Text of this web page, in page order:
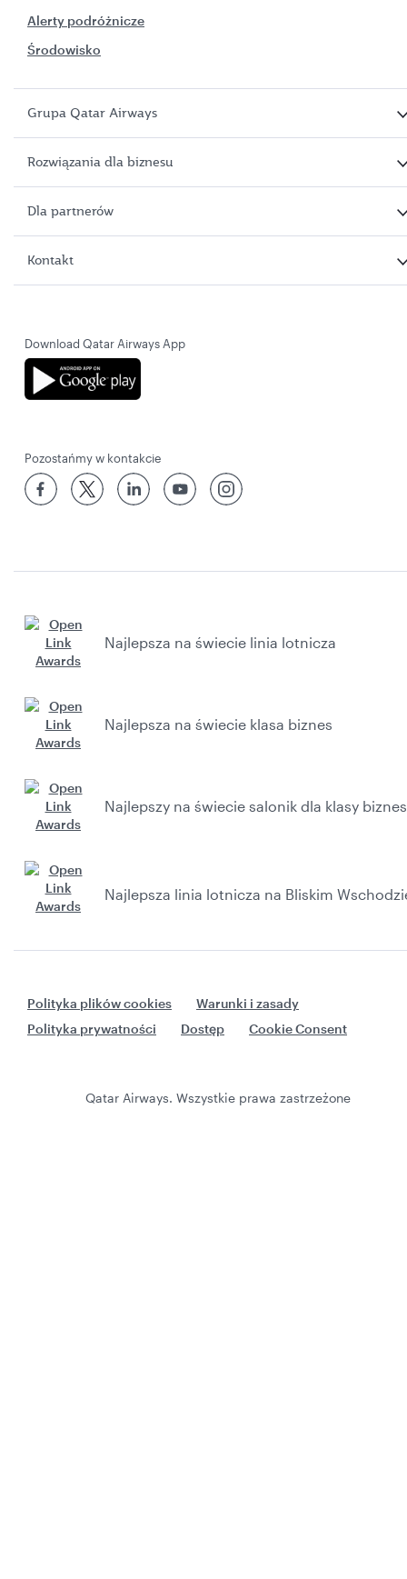
Alerty podróżnicze
Środowisko
Grupa Qatar Airways
Rozwiązania dla biznesu
Dla partnerów
Kontakt
Download Qatar Airways App
Pozostańmy w kontakcie
Najlepsza na świecie linia lotnicza
Najlepsza na świecie klasa biznes
Najlepszy na świecie salonik dla klasy biznes
Najlepsza linia lotnicza na Bliskim
Polityka plików cookies
Warunki i zasady
Polityka prywatności
Dostęp Cookie Consent
Qatar Airways. Wszystkie prawa zastrzeżone